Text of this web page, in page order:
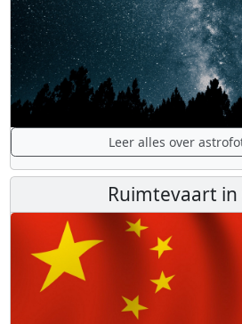
Leer alles over
Ruimtevaart in